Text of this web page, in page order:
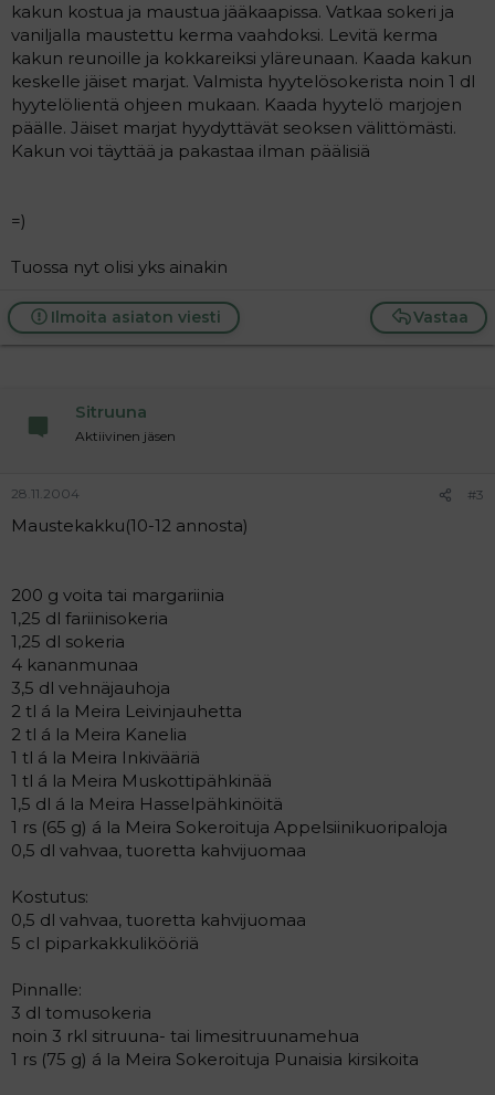
kakun kostua ja maustua jääkaapissa. Vatkaa sokeri ja
vaniljalla maustettu kerma vaahdoksi. Levitä kerma
kakun reunoille ja kokkareiksi yläreunaan. Kaada kakun
keskelle jäiset marjat. Valmista hyytelösokerista noin 1 dl
hyytelölientä ohjeen mukaan. Kaada hyytelö marjojen
päälle. Jäiset marjat hyydyttävät seoksen välittömästi.
Kakun voi täyttää ja pakastaa ilman päälisiä
=)
Tuossa nyt olisi yks ainakin
Vastaa
Ilmoita asiaton viesti
Sitruuna
Aktiivinen jäsen
28.11.2004 #3
Maustekakku(10-12 annosta)
200 g voita tai margariinia
1,25 dl fariinisokeria
1,25 dl sokeria
4 kananmunaa
3,5 dl vehnäjauhoja
2 tl á la Meira Leivinjauhetta
2 tl á la Meira Kanelia
1 tl á la Meira Inkivääriä
1 tl á la Meira Muskottipähkinää
1,5 dl á la Meira Hasselpähkinöitä
1 rs (65 g) á la Meira Sokeroituja Appelsiinikuoripaloja
0,5 dl vahvaa, tuoretta kahvijuomaa
Kostutus:
0,5 dl vahvaa, tuoretta kahvijuomaa
5 cl piparkakkulikööriä
Pinnalle:
3 dl tomusokeria
noin 3 rkl sitruuna- tai limesitruunamehua
1 rs (75 g) á la Meira Sokeroituja Punaisia kirsikoita